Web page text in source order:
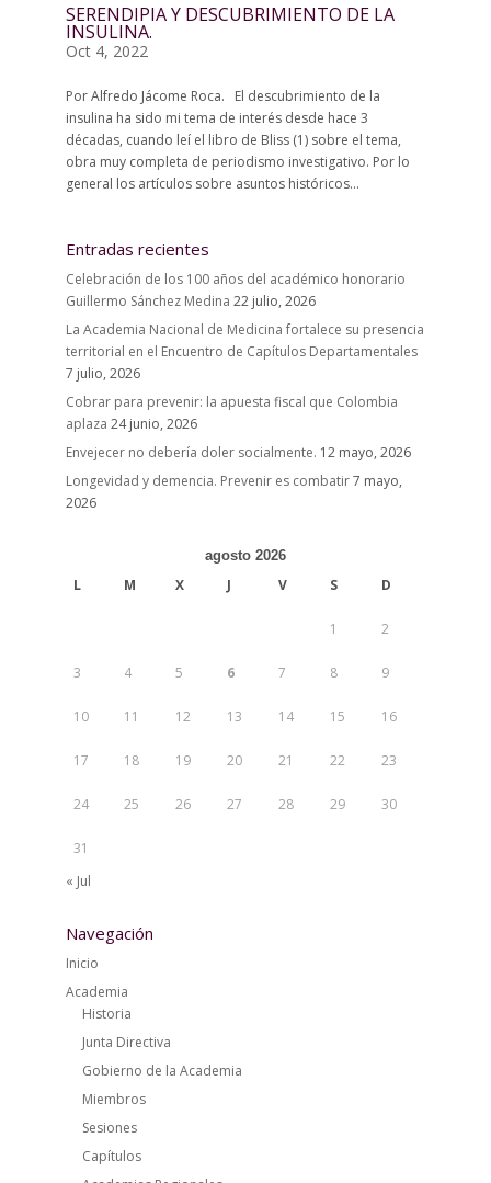
SERENDIPIA Y DESCUBRIMIENTO DE LA
INSULINA.
Oct 4, 2022
Por Alfredo Jácome Roca. El descubrimiento de la
insulina ha sido mi tema de interés desde hace 3
décadas, cuando leí el libro de Bliss (1) sobre el tema,
obra muy completa de periodismo investigativo. Por lo
general los artículos sobre asuntos históricos...
Entradas recientes
Celebración de los 100 años del académico honorario
Guillermo Sánchez Medina 22 julio, 2026
La Academia Nacional de Medicina fortalece su presencia
territorial en el Encuentro de Capítulos Departamentales
7 julio, 2026
Cobrar para prevenir: la apuesta fiscal que Colombia
aplaza 24 junio, 2026
Envejecer no debería doler socialmente. 12 mayo, 2026
Longevidad y demencia. Prevenir es combatir7 mayo,
2026
agosto 2026
L M X J V S D
1 2
3 4 5 6 7 8 9
10 11 12 13 14 15 16
17 18 19 20 21 22 23
24 25 26 27 28 29 30
31
« Jul
Navegación
Inicio
Academia
Historia
Junta Directiva
Gobierno de la Academia
Miembros
Sesiones
Capítulos